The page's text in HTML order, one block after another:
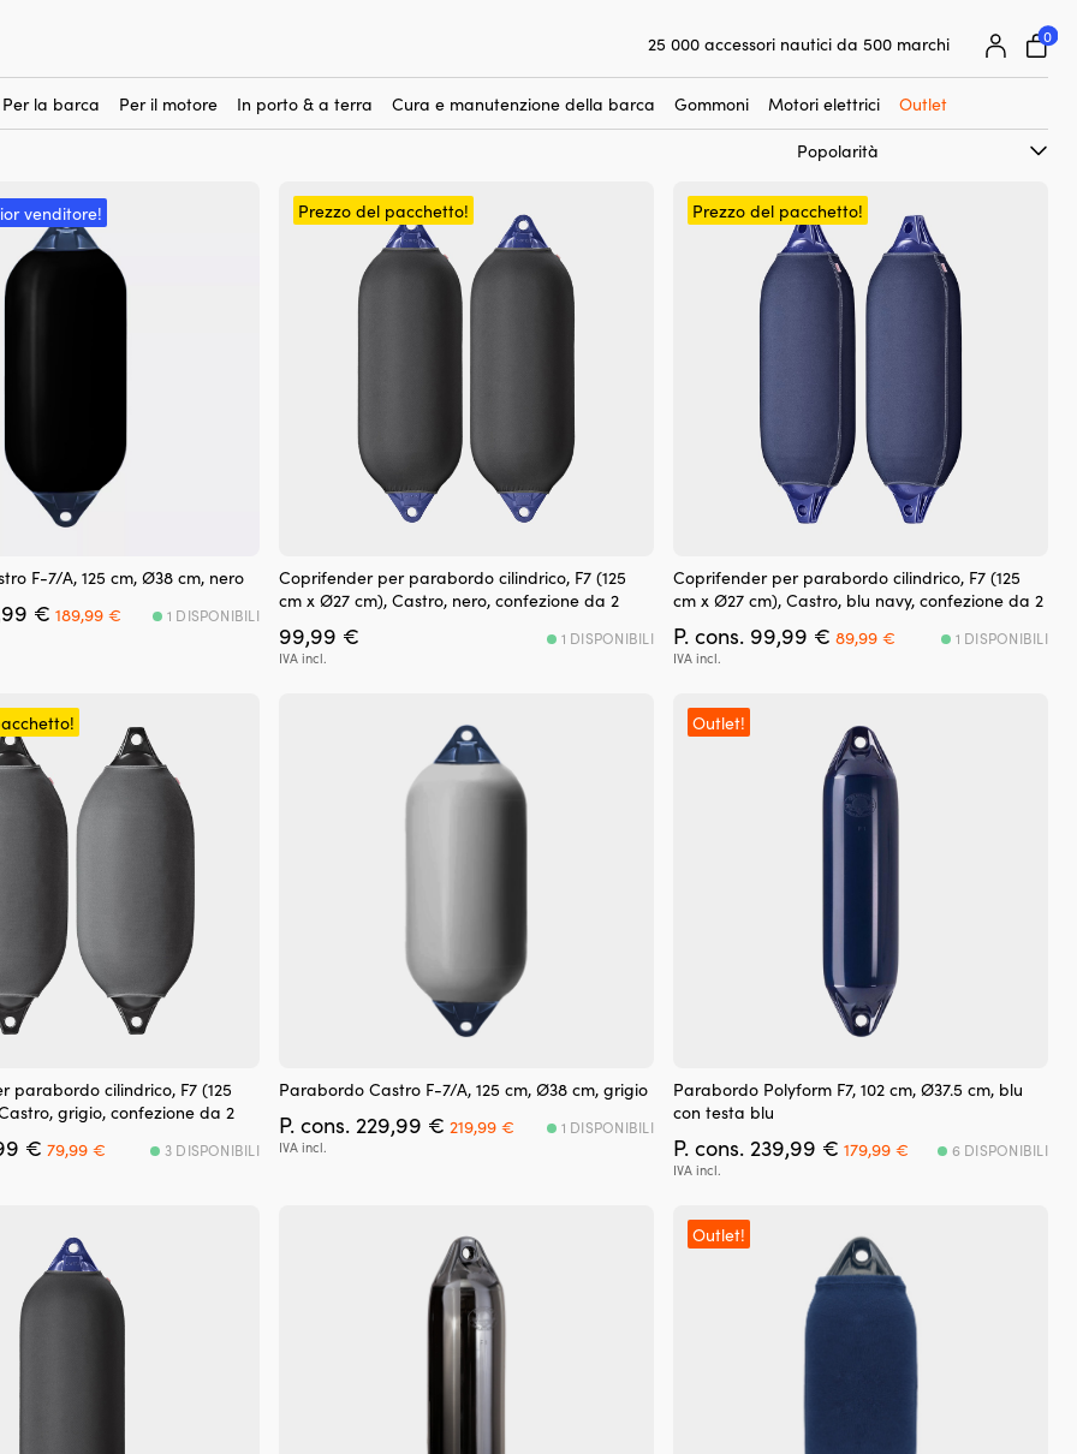
25 000 accessori nautici da 500 marchi
0
Per la barca Per il motore In porto & a terra Cura e manutenzione della barca Gommoni Motori elettrici Outlet
venditore!
F-7/A, 125 cm, Ø38 cm, nero
€ Il
prezzo
189,99 €Il
1 DISPONIBILI
Prezzo del pacchetto!
Coprifender per parabordo cilindrico, F7 (125
cm x Ø27 cm), Castro, nero, confezione da 2
99,99 €
IVA incl.
1 DISPONIBILI
Prezzo del pacchetto!
Coprifender per parabordo cilindrico, F7 (125
cm x Ø27 cm), Castro, blu navy, confezione da 2
P. cons. 99,99 € Il
prezzo
99,99 €.
89,99 €Il
IVA incl.
1 DISPONIBILI
parabordo cilindrico, F7 (125
grigio, confezione da 2
€ Il
prezzo
99,99 €.
79,99 €Il
3 DISPONIBILI
Parabordo Castro F-7/A, 125 cm, Ø38 cm, grigio
P. cons. 229,99 € Il
prezzo
219,99 €Il
IVA incl.
1 DISPONIBILI
Outlet!
Parabordo Polyform F7, 102 cm, Ø37.5 cm, blu
con testa blu
P. cons. 239,99 € Il
prezzo
239,99 €.
179,99 €Il
IVA incl.
6 DISPONIBILI
Outlet!